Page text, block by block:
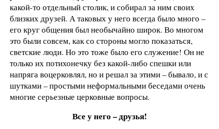
какой-то отдельный столик, и собирал за ним своих
близких друзей. А таковых у него всегда было много –
его круг общения был необычайно широк. Во многом
это были совсем, как со стороны могло показаться,
светские люди. Но это тоже было его служение! Он не
только их потихонечку без какой-либо спешки или
напряга воцерковлял, но и решал за этими – бывало, и с
шутками – простыми неформальными беседами очень
многие серьезные церковные вопросы.
Все у него – друзья!